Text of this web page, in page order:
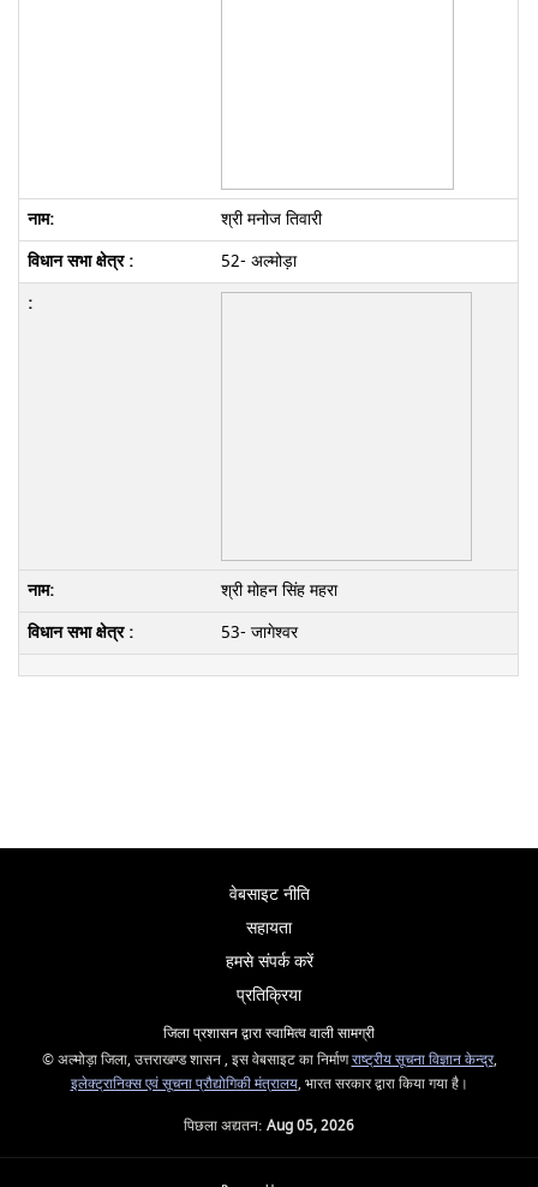
श्री मनोज तिवारी
52- अल्मोड़ा
श्री मोहन सिंह महरा
53- जागेश्वर
वेबसाइट नीति
सहायता
हमसे संपर्क करें
प्रतिक्रिया
जिला प्रशासन द्वारा स्वामित्व वाली सामग्री
© अल्मोड़ा जिला, उत्तराखण्ड शासन , इस वेबसाइट का निर्माणराष्ट्रीय सूचना विज्ञान केन्द्र,
इलेक्ट्रानिक्स एवं सूचना प्रौद्योगिकी मंत्रालय, भारत सरकार द्वारा किया गया है।
पिछला अद्यतन: Aug 05, 2026